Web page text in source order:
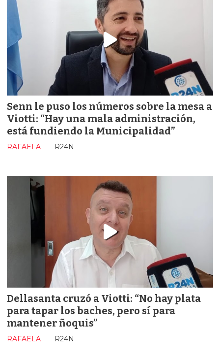
Senn le puso los números sobre la mesa a
Viotti: “Hay una mala administración,
está fundiendo la Municipalidad”
R24N
RAFAELA
Dellasanta cruzó a Viotti: “No hay plata
para tapar los baches, pero sí para
mantener ñoquis”
R24N
RAFAELA